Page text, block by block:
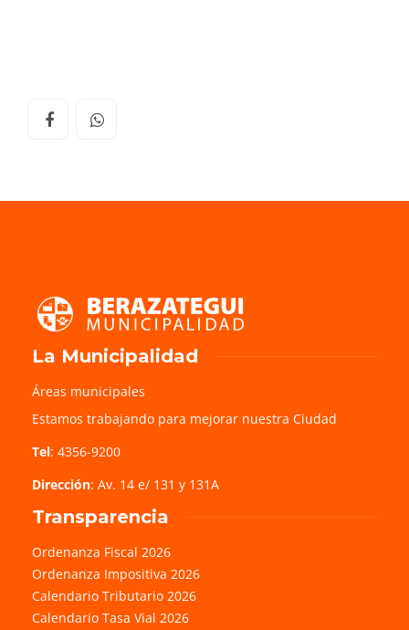
La Municipalidad
Áreas municipales
Estamos trabajando para mejorar nuestra Ciudad
Tel: 4356-9200
Dirección: Av. 14 e/ 131 y 131A
Transparencia
Ordenanza Fiscal 2026
Ordenanza Impositiva 2026
Calendario Tributario 2026
Calendario Tasa Vial 2026